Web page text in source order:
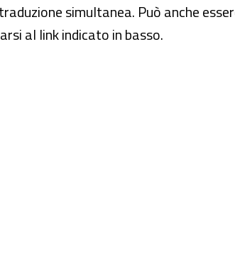
simultanea. Può anche
al link indicato in basso.